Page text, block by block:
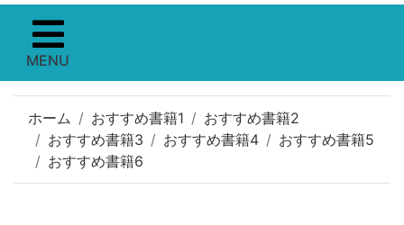
MENU
ホーム おすすめ書籍1
おすすめ書籍2
おすすめ書籍3
おすすめ書籍4
おすすめ書籍5
おすすめ書籍6